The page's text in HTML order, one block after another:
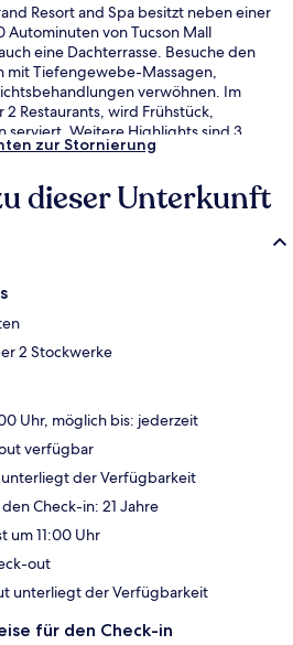
Resort and Spa besitzt neben einer
Autominuten von Tucson Mall
eine Dachterrasse. Besuche den
mit Tiefengewebe-Massagen,
verwöhnen. Im
Restaurants, wird Frühstück,
serviert. Weitere Highlights sind 3
Der Pool und das
zur Stornierung
dieser Unterkunft
2 Stockwerke
Uhr, möglich bis: jederzeit
verfügbar
unterliegt der Verfügbarkeit
Check-in: 21 Jahre
um 11:00 Uhr
out
unterliegt der Verfügbarkeit
für den Check-in